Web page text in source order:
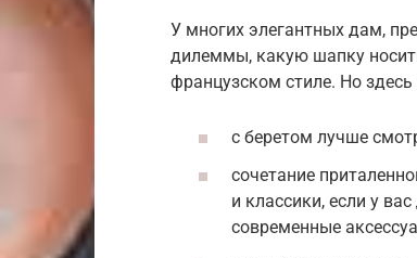
У многих элегантных дам,
дилеммы, какую шапку
французском стиле. Но
с беретом лучше
сочетание
и классики, если у
современные